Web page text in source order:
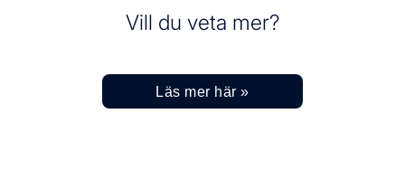
Vill du veta mer?
Läs mer här »